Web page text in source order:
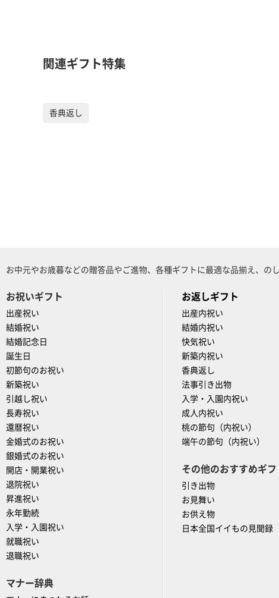
関連ギフト特集
香典返し
お中元やお歳暮などの贈答品やご進物、各種ギフトに最適な品揃え、の
お祝いギフト
出産祝い
結婚祝い
結婚記念日
誕生日
初節句のお祝い
新築祝い
引越し祝い
長寿祝い
還暦祝い
金婚式のお祝い
銀婚式のお祝い
開店・開業祝い
退院祝い
昇進祝い
永年勤続
入学・入園祝い
就職祝い
退職祝い
マナー辞典
お返しギフト
出産内祝い
結婚内祝い
快気祝い
新築内祝い
香典返し
法事引き出物
入学・入園内祝い
成人内祝い
桃の節句（内祝い）
端午の節句（内祝い）
その他のおすすめギフ
引き出物
お見舞い
お供え物
日本全国イイもの見聞録